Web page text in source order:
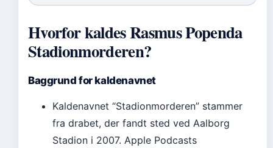
Hvorfor kaldes Rasmus Popenda
Stadionmorderen?
Baggrund for kaldenavnet
Kaldenavnet “Stadionmorderen” stammer
fra drabet, der fandt sted ved Aalborg
Stadion i 2007. Apple Podcasts